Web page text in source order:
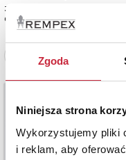
Zgoda
Niniejsza strona
Wykorzystujemy pliki
i reklam, aby
z plakietkami pamiątkowymi
drewno, plakietki mosiężne,
Zobacz pełne informacje